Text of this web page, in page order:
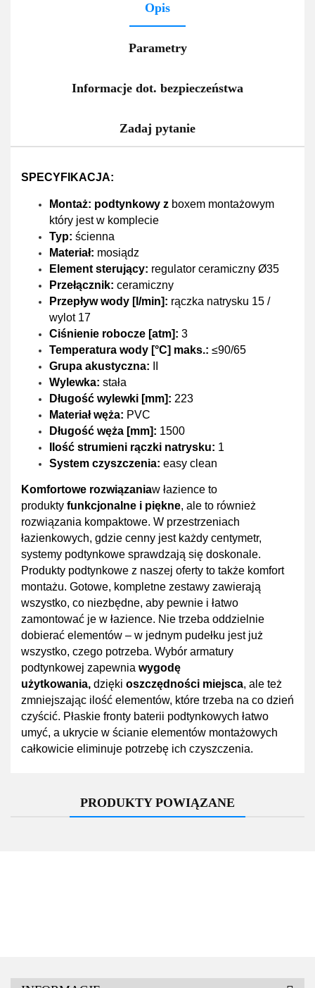
Opis
Parametry
Informacje dot. bezpieczeństwa
Zadaj pytanie
SPECYFIKACJA:
Montaż: podtynkowy z boxem montażowym
który jest w komplecie
Typ: ścienna
Materiał: mosiądz
Element sterujący: regulator ceramiczny Ø35
Przełącznik: ceramiczny
Przepływ wody [l/min]: rączka natrysku 15 /
wylot 17
Ciśnienie robocze [atm]: 3
Temperatura wody [°C] maks.: ≤90/65
Grupa akustyczna:
Wylewka: stała
Długość wylewki [mm]: 223
Materiał węża: PVC
Długość węża [mm]: 1500
Ilość strumieni rączki natrysku: 1
System czyszczenia: easy clean
Komfortowe rozwiązaniaw łazience to
produkty funkcjonalne i piękne, ale to również
rozwiązania kompaktowe. W przestrzeniach
łazienkowych, gdzie cenny jest każdy centymetr,
systemy podtynkowe sprawdzają się doskonale.
Produkty podtynkowe z naszej oferty to także komfort
montażu. Gotowe, kompletne zestawy zawierają
wszystko, co niezbędne, aby pewnie i łatwo
zamontować je w łazience. Nie trzeba oddzielnie
dobierać elementów – w jednym pudełku jest już
wszystko, czego potrzeba. Wybór armatury
podtynkowej zapewnia wygodę
użytkowania, dzięki oszczędności miejsca, ale też
zmniejszając ilość elementów, które trzeba na co dzień
czyścić. Płaskie fronty baterii podtynkowych łatwo
umyć, a ukrycie w ścianie elementów montażowych
całkowicie eliminuje potrzebę ich czyszczenia.
PRODUKTY POWIĄZANE